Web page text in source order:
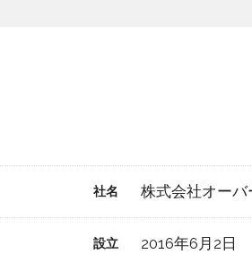
社名 株式会社オーバ
設立 2016年6月2日